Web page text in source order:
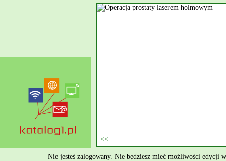
rzetelne układanie płytek
Rzeszów i dbamy o to,
gdy Twoja przestrzeń
przywracając ponownie
Nie jesteś zalogowany. Nie będziesz mieć możliwości edycji